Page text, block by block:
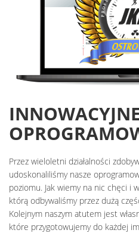
INNOWACYJNE
Przez wieloletni działalności
udoskonaliliśmy nasze
poziomu. Jak wiemy na nic chęci i
którą odbywaliśmy przez dużą
Kolejnym naszym atutem jest
które przygotowujemy do każdej